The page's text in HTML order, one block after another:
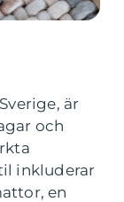
är
och
inkluderar
en